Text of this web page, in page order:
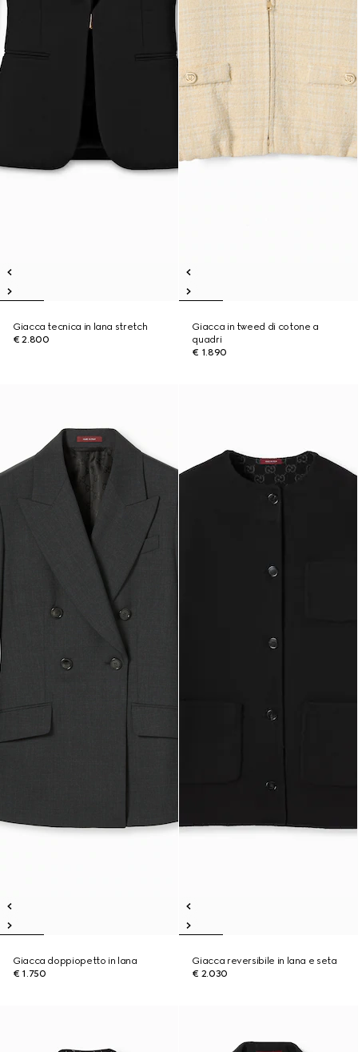
Giacca tecnica in lana stretch
€ 2.800
Giacca in tweed di cotone a
quadri
€ 1.890
Giacca doppiopetto in lana
€ 1.750
Giacca reversibile in lana e seta
€ 2.030